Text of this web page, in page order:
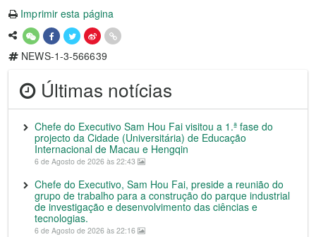
Imprimir esta página
NEWS-1-3-566639
Últimas notícias
Chefe do Executivo Sam Hou Fai visitou a 1.ª fase do
projecto da Cidade (Universitária) de Educação
Internacional de Macau e Hengqin
6 de Agosto de 2026 às 22:43
Chefe do Executivo, Sam Hou Fai, preside a reunião do
grupo de trabalho para a construção do parque industrial
de investigação e desenvolvimento das ciências e
tecnologias.
6 de Agosto de 2026 às 22:16